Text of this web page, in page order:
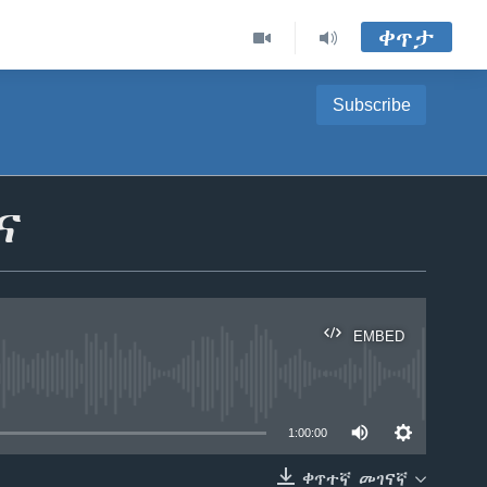
ቀጥታ
Subscribe
EMBED
1:00:00
ቀጥተኛ መገናኛ